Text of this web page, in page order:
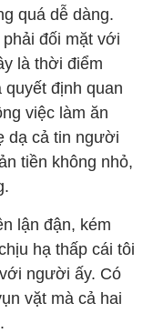
quá dễ dàng.
đối mặt với
là thời điểm
định quan
việc làm ăn
dạ cả tin người
tiền không nhỏ,
lận đận, kém
hạ thấp cái tôi
người ấy. Có
vặt mà cả hai